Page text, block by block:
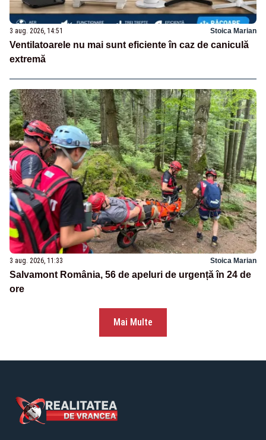
3 aug. 2026, 14:51 Stoica Marian
Ventilatoarele nu mai sunt eficiente în caz de caniculă
extremă
3 aug. 2026, 11:33 Stoica Marian
Salvamont România, 56 de apeluri de urgență în 24 de
ore
Mai Multe